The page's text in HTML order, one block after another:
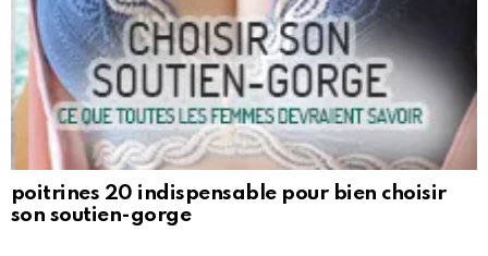
poitrines 20 indispensable pour bien choisir
son soutien-gorge